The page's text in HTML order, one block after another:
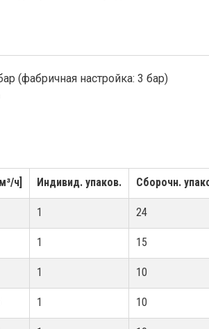
(фабричная настройка: 3 бар)
ч] Индивид. упаков. Сборочн.
1 24
1 15
1 10
1 10